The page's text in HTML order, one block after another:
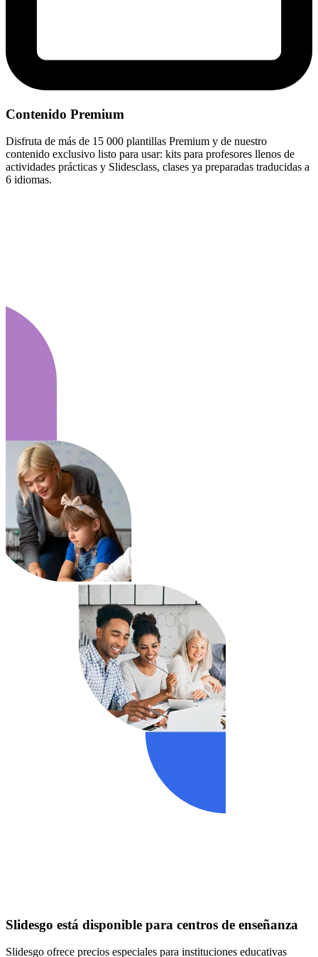
Contenido Premium
Disfruta de más de 15 000 plantillas Premium y de nuestro
contenido exclusivo listo para usar: kits para profesores llenos de
actividades prácticas y Slidesclass, clases ya preparadas traducidas a
6 idiomas.
Slidesgo está disponible para centros de enseñanza
Slidesgo ofrece precios especiales para instituciones educativas